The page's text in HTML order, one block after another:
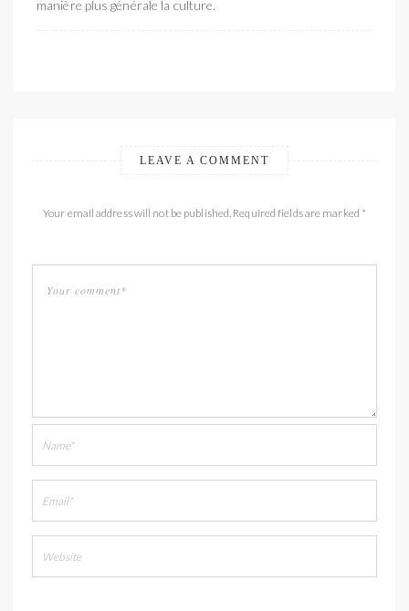
manière plus générale la culture.
LEAVE A COMMENT
Your email address will not be published. Required fields are marked *